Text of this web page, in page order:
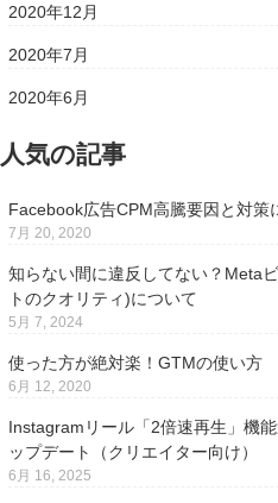
2020年12月
2020年7月
2020年6月
人気の記事
Facebook広告CPM高騰要因と対策
7月 20, 2020
知らない間に違反してない？Meta
トのクオリティ)について
5月 7, 2024
使った方が絶対楽！GTMの使い方
6月 12, 2020
Instagramリール「2倍速再生」機
ップデート（クリエイター向け）
6月 16, 2025